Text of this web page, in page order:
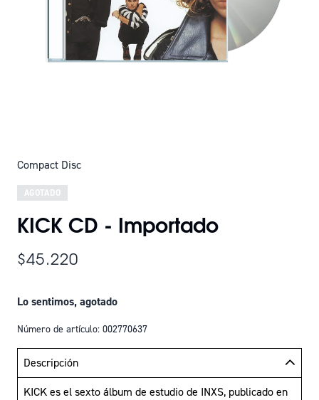
Compact Disc
AGOTADO
KICK CD - Importado
$45.220
Lo sentimos, agotado
Número de artículo: 002770637
Descripción
KICK es el sexto álbum de estudio de INXS, publicado en